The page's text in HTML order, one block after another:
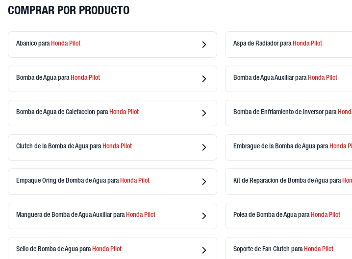
COMPRAR POR PRODUCTO
Abanico paraHondaPilot Aspa de Radiador paraHondaPilot
Bomba de Agua paraHondaPilot Bomba de Agua Auxiliar paraHondaPilot
Bomba de Agua de Calefaccion paraHondaPilot Bomba de Enfriamiento de Inversor para
Clutch de la Bomba de Agua paraHondaPilot Embrague de la Bomba de Agua paraHonda
Empaque Oring de Bomba de Agua paraHondaPilot Kit de Reparacion de Bomba de Agua para
Manguera de Bomba de Agua Auxiliar paraHondaPilot Polea de Bomba de Agua paraHondaPilot
Sello de Bomba de Agua paraHondaPilot Soporte de Fan Clutch paraHondaPilot